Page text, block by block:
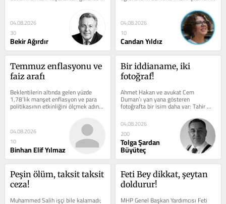
iktidarın oyun planını...
04.08.2026
30
Bekir Ağırdır
için 150 milyon TL hedefli yeni bir...
04.08.2026
10
Candan Yıldız
Temmuz enflasyonu ve
faiz arafı
Beklentilerin altında gelen yüzde
1,78’lik manşet enflasyon ve para
politikasının etkinliğini ölçmek adına
takip edilen çekirdek...
04.08.2026
10
Binhan Elif Yılmaz
Bir iddianame, iki
fotoğraf!
Ahmet Hakan ve avukat Cem
Duman’ı yan yana gösteren
fotoğrafta bir isim daha var: Tahir
Sarıkaya. Ankara’nın sabık belediye
başkanı Melih...
04.08.2026
200
Tolga Şardan
Büyüteç
Peşin ölüm, taksit taksit
ceza!
Muhammed Salih işçi bile kalamadı;
Feti Bey dikkat, şeytan
doldurur!
MHP Genel Başkan Yardımcısı Feti